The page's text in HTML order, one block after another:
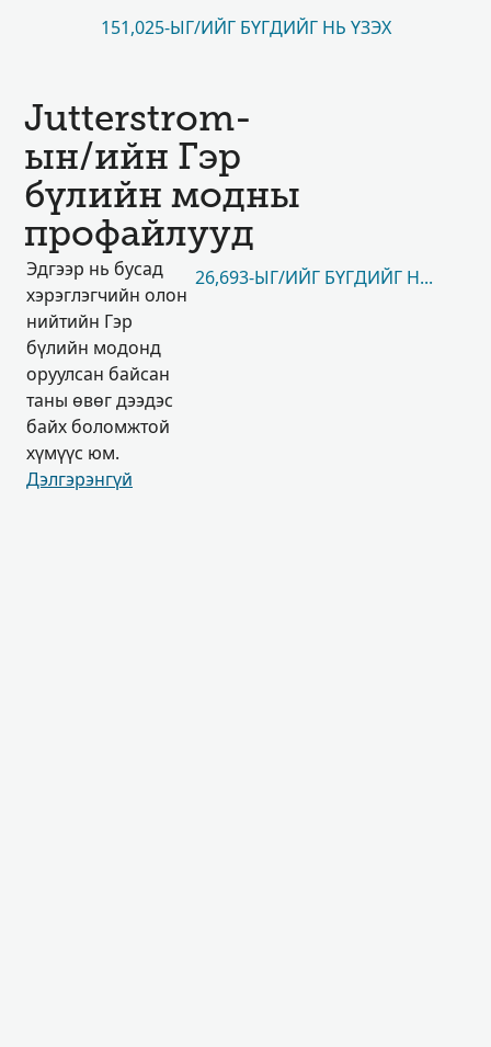
151,025-ЫГ/ИЙГ БҮГДИЙГ НЬ ҮЗЭХ
Jutterstrom-
ын/ийн Гэр
бүлийн модны
профайлууд
Эдгээр нь бусад
хэрэглэгчийн олон
нийтийн Гэр
бүлийн модонд
оруулсан байсан
таны өвөг дээдэс
байх боломжтой
хүмүүс юм.
Дэлгэрэнгүй
26,693-ЫГ/ИЙГ БҮГДИЙГ НЬ ҮЗЭХ